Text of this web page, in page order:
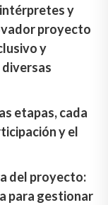
y
proyecto
y
etapas, cada
y el
del proyecto:
para gestionar